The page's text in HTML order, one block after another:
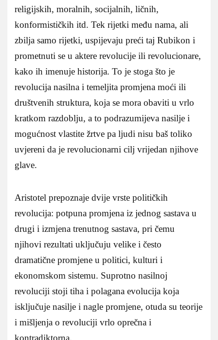
religijskih, moralnih, socijalnih, ličnih,
konformističkih itd. Tek rijetki među nama, ali
zbilja samo rijetki, uspijevaju preći taj Rubikon i
prometnuti se u aktere revolucije ili revolucionare,
kako ih imenuje historija. To je stoga što je
revolucija nasilna i temeljita promjena moći ili
društvenih struktura, koja se mora obaviti u vrlo
kratkom razdoblju, a to podrazumijeva nasilje i
mogućnost vlastite žrtve pa ljudi nisu baš toliko
uvjereni da je revolucionarni cilj vrijedan njihove
glave.
Aristotel prepoznaje dvije vrste političkih
revolucija: potpuna promjena iz jednog sastava u
drugi i izmjena trenutnog sastava, pri čemu
njihovi rezultati uključuju velike i često
dramatične promjene u politici, kulturi i
ekonomskom sistemu. Suprotno nasilnoj
revoluciji stoji tiha i polagana evolucija koja
isključuje nasilje i nagle promjene, otuda su teorije
i mišljenja o revoluciji vrlo oprečna i
kontradiktorna.